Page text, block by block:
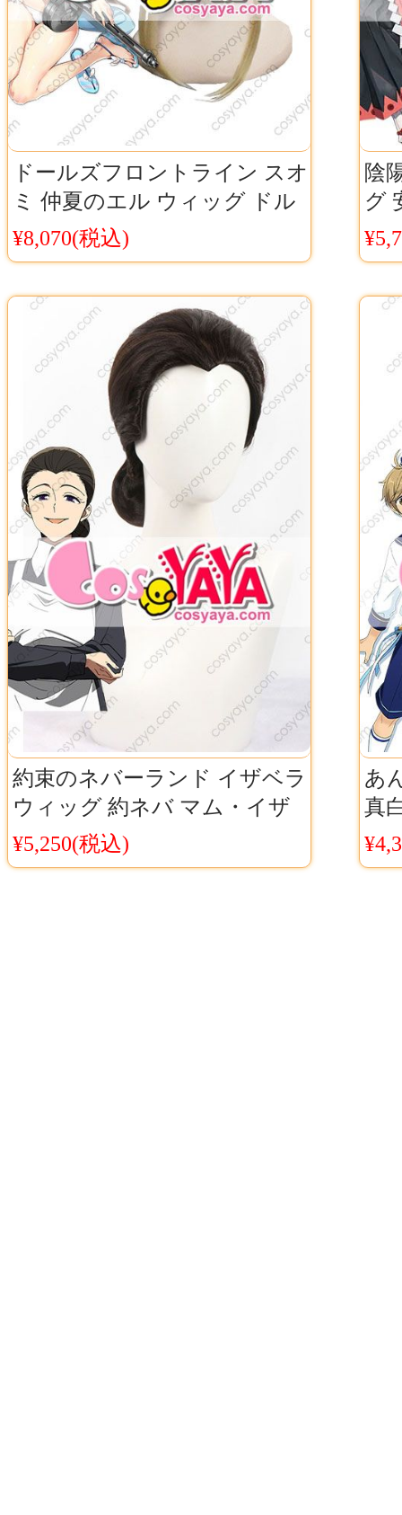
ドールズフロントライン スオ
ミ 仲夏のエル ウィッグ ドル
フロ 水着スオミ コスプレウ
ィッグ
¥8,070(税込)
陰
グ
料
約束のネバーランド イザベラ
ウィッグ 約ネバ マム・イザ
ベラ ママ コスプレウィッグ
¥5,250(税込)
あ
真
安
グ